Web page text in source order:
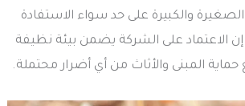
والكبيرة على حد سواء الاستفادة
الاعتماد على الشركة يضمن بيئة نظيفة
حماية المبنى والأثاث من أي أضرار محتملة.